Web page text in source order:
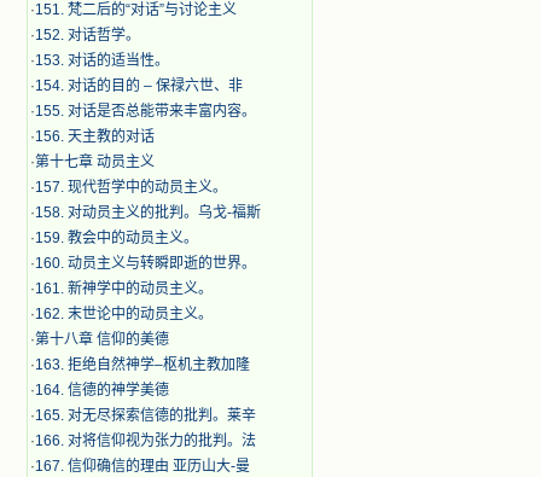
·151. 梵二后的“对话”与讨论主义
·152. 对话哲学。
·153. 对话的适当性。
·154. 对话的目的 – 保禄六世、非
·155. 对话是否总能带来丰富内容。
·156. 天主教的对话
·第十七章 动员主义
·157. 现代哲学中的动员主义。
·158. 对动员主义的批判。乌戈-福斯
·159. 教会中的动员主义。
·160. 动员主义与转瞬即逝的世界。
·161. 新神学中的动员主义。
·162. 末世论中的动员主义。
·第十八章 信仰的美德
·163. 拒绝自然神学–枢机主教加隆
·164. 信德的神学美德
·165. 对无尽探索信德的批判。莱辛
·166. 对将信仰视为张力的批判。法
·167. 信仰确信的理由 亚历山大-曼